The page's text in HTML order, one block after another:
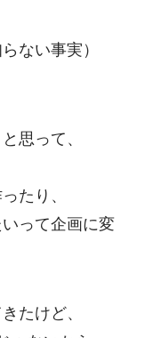
ない事実）
思って、
たり、
って企画に変
たけど、